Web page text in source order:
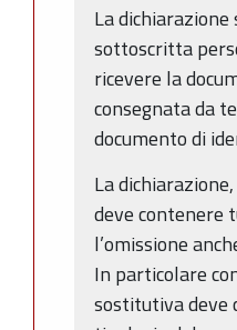
La
sottoscritta
ricevere la
consegnata da
documento di
La
deve contenere
l’omissione
In particolare
sostitutiva deve